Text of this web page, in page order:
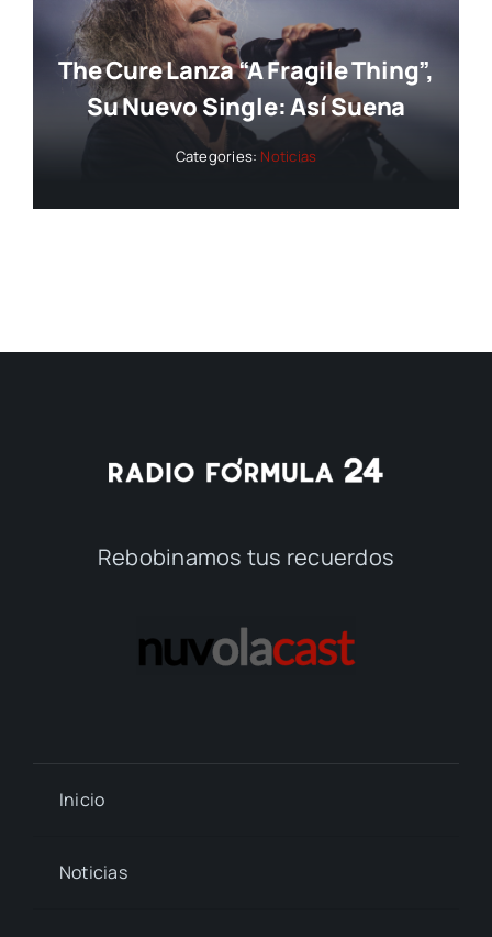
The Cure Lanza “A Fragile Thing”,
Su Nuevo Single: Así Suena
Categories: Noticias
Rebobinamos tus recuerdos
Inicio
Noticias